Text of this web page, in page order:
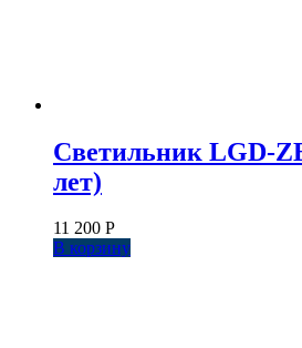
Светильник LGD-
лет)
11 200 Р
В корзину